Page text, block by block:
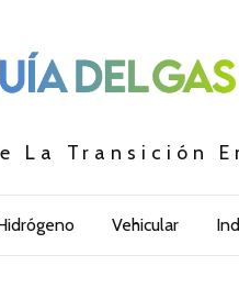
La Transición
Vehicular